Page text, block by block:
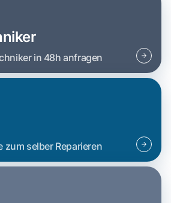
in 48h anfragen
zum selber Reparieren